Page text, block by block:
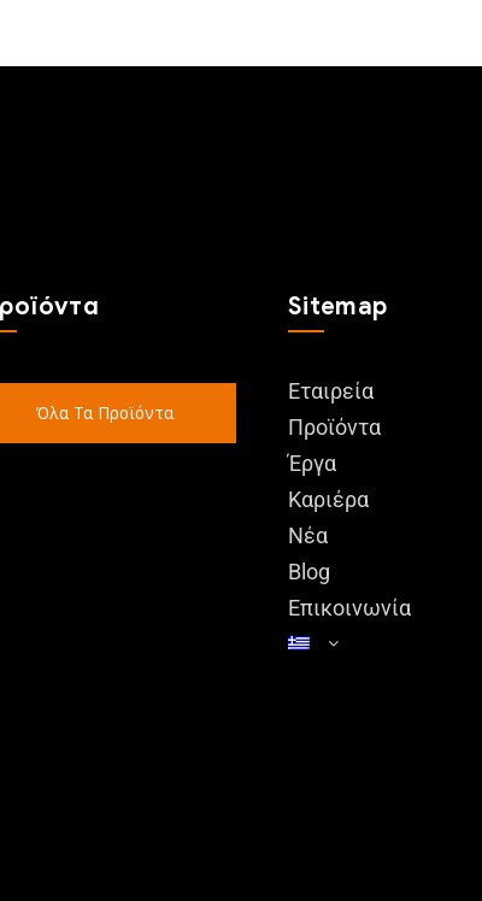
Όλα Τα Προϊόντα
Sitemap
Εταιρεία
Προϊόντα
Έργα
Καριέρα
Νέα
Blog
Επικοινωνία